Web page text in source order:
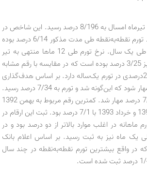
بر اساس آخرین گزارش بانک مرکزی، شاخص تورم در تیرماه امسال به 8/196 درصد رسید. این شاخص در
تیرماه سال گذشته 7‌/‌171 درصد بود و نشان می‌دهد تورم نقطه‌به‌نقطه طی مدت مذکور 6/14 درصد بوده
است؛ یعنی کاهش 4/29‌درصدی تورم نقطه‌به‌نقطه طی یک سال. نرخ تورم طی 12 ‌ماها منتهی به تیر
امسال نسبت به 12 ماه منتهی به تیر سال گذشته نیز 3/25 درصد بوده است که در مقایسه با رقم مشابه
5/37‌درصدی در تیر سال 1392، نشان از کاهش 2/12‌درصدی در تورم یک‌ساله دارد. بر اساس هدف‌گذاری
دولت، قرار بود تورم سال گذشته در سقف 35 درصد مهار شود که این‌گونه شد و تورم به 7/34 درصد رسید.
طی یک سال گذشته تورم ماهانه در سقف حداکثر 7/1 درصد مهار شد. کمترین رقم مربوط به بهمن 1392
با 4/0 درصد و بیشترین مربوط به ماه‌های شهریور 1392 و خرداد 1393 با 7/1 درصد بود. ثبت این ارقام در
که طی یک‌سال منتهی به تیر 1392، تورم ماهانه در اغلب موارد بالاتر از دو درصد بود و در
کم‌سابقه 3/5 درصد تورم طی یک ماه نیز به ثبت رسید. بر اساس اعلام بانک
در واقع بیشترین تورم نقطه‌به‌نقطه در چند سال